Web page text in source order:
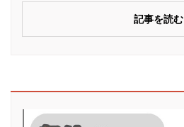
記事を読む